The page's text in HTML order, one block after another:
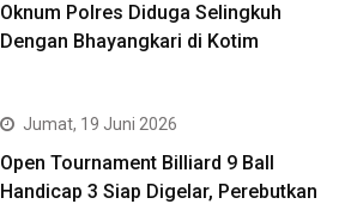
Oknum Polres Diduga Selingkuh
Dengan Bhayangkari di Kotim
Jumat, 19 Juni 2026
Open Tournament Billiard 9 Ball
Handicap 3 Siap Digelar, Perebutkan